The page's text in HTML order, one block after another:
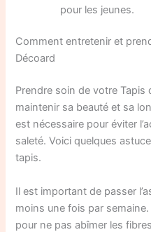
pour les jeunes.
Comment entretenir et
Décoard
Prendre soin de votre
maintenir sa beauté et sa
est nécessaire pour éviter
saleté. Voici quelques
tapis.
Il est important de passer
moins une fois par
pour ne pas abîmer les